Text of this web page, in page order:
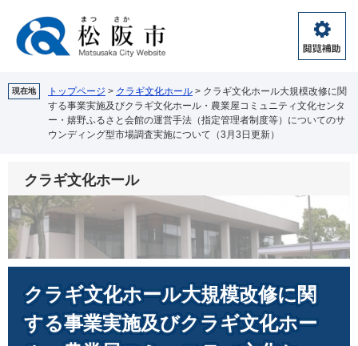
へ
閲
覧
助
現在地 トップページ > クラギ文化ホール > クラギ文化ホール大規模改修に関
する事業実施及びクラギ文化ホール・農業屋コミュニティ文化センタ
ー・嬉野ふるさと会館の運営手法（指定管理者制度等）についてのサ
ウンディング型市場調査実施について（3月3日更新）
クラギ文化ホール
クラギ文化ホール大規模改修に関
する事業実施及びクラギ文化ホー